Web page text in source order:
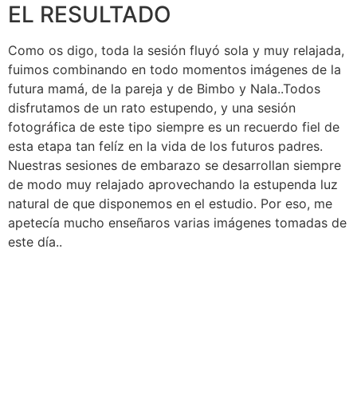
EL RESULTADO
Como os digo, toda la sesión fluyó sola y muy relajada,
fuimos combinando en todo momentos imágenes de la
futura mamá, de la pareja y de Bimbo y Nala..Todos
disfrutamos de un rato estupendo, y una sesión
fotográfica de este tipo siempre es un recuerdo fiel de
esta etapa tan felíz en la vida de los futuros padres.
Nuestras sesiones de embarazo se desarrollan siempre
de modo muy relajado aprovechando la estupenda luz
natural de que disponemos en el estudio. Por eso, me
apetecía mucho enseñaros varias imágenes tomadas de
este día..